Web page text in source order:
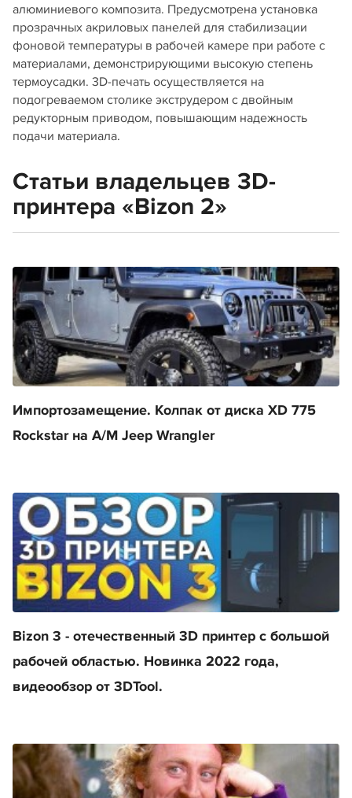
алюминиевого композита. Предусмотрена установка
прозрачных акриловых панелей для стабилизации
фоновой температуры в рабочей камере при работе с
материалами, демонстрирующими высокую степень
термоусадки. 3D-печать осуществляется на
подогреваемом столике экструдером с двойным
редукторным приводом, повышающим надежность
подачи материала.
Статьи владельцев 3D-
принтера «Bizon 2»
Импортозамещение. Колпак от диска XD 775
Rockstar на A/М Jeep Wrangler
Bizon 3 - отечественный 3D принтер с большой
рабочей областью. Новинка 2022 года,
видеообзор от 3DTool.